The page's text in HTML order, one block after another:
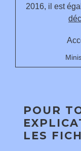
2016, il est
POUR
LES